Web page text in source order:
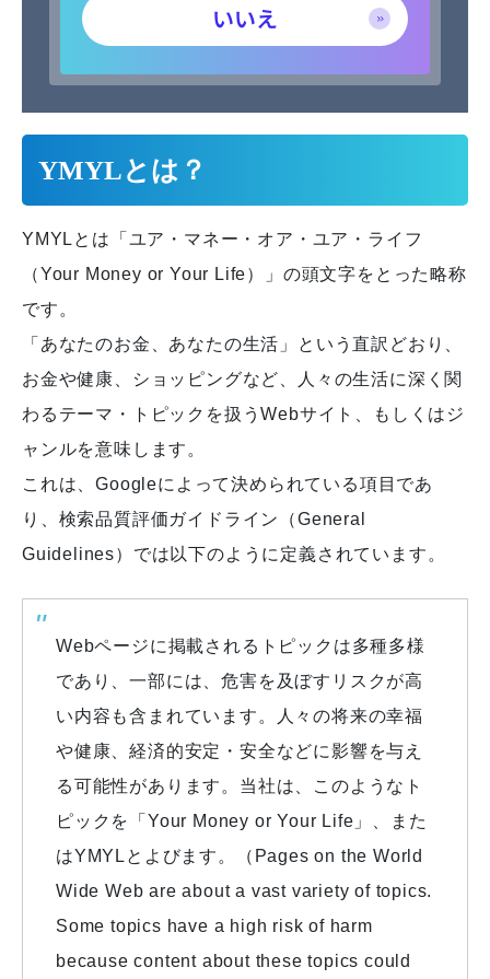
いいえ
YMYLとは？
YMYLとは「ユア・マネー・オア・ユア・ライフ
（Your Money or Your Life）」の頭文字をとった略称
です。
「あなたのお金、あなたの生活」という直訳どおり、
お金や健康、ショッピングなど、人々の生活に深く関
わるテーマ・トピックを扱うWebサイト、もしくはジ
ャンルを意味します。
これは、Googleによって決められている項目であ
り、検索品質評価ガイドライン（General
Guidelines）では以下のように定義されています。
Webページに掲載されるトピックは多種多様
であり、一部には、危害を及ぼすリスクが高
い内容も含まれています。人々の将来の幸福
や健康、経済的安定・安全などに影響を与え
る可能性があります。当社は、このようなト
ピックを「Your Money or Your Life」、また
はYMYLとよびます。（Pages on the World
Wide Web are about a vast variety of topics.
Some topics have a high risk of harm
because content about these topics could